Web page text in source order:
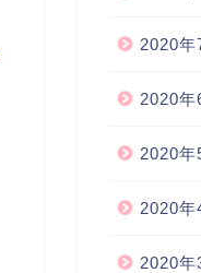
2020年
2020年
2020年
2020年
2020年